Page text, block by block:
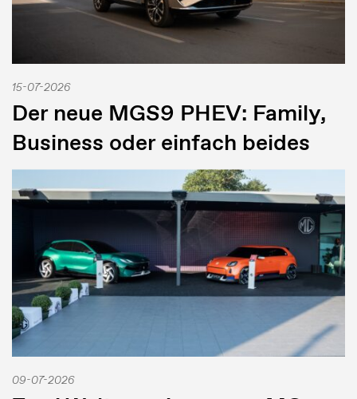
15-07-2026
Der neue MGS9 PHEV: Family,
Business oder einfach beides
09-07-2026